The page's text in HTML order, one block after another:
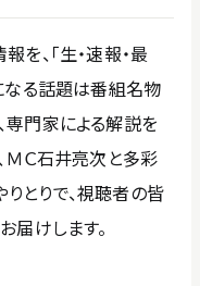
を、「生・速報・最
なる話題は番組名物
専門家による解説を
ＭＣ石井亮次と多彩
とりで、視聴者の皆
届けします。